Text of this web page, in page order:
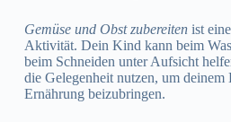
Gemüse und Obst zubereitenist
Aktivität. Dein Kind kann beim
beim Schneiden unter Aufsicht
die Gelegenheit nutzen, um
Ernährung beizubringen.